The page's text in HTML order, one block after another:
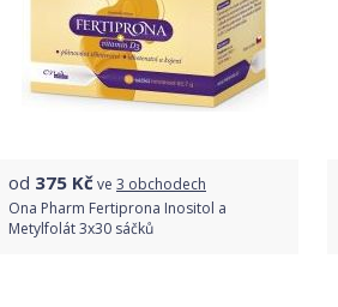
od 375 Kčve 3 obchodech
Ona Pharm Fertiprona Inositol a
Metylfolát 3x30 sáčků